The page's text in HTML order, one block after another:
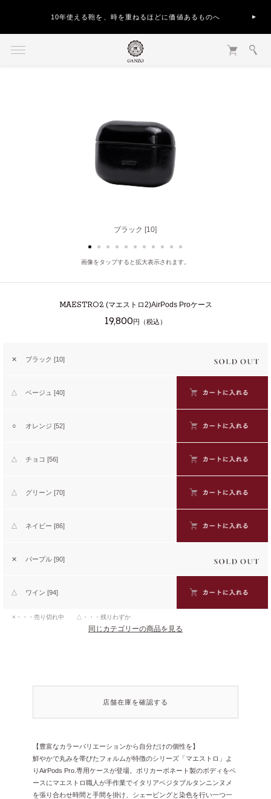
10年使える鞄を、時を重ねるほどに価値あるものへ
ブラック [10]
ベージュ [40]
画像をタップすると拡大表示されます。
MAESTRO2 (マエストロ2)AirPods Proケース
19,800円（税込）
✕ ブラック [10]
△ ベージュ [40]
○ オレンジ [52]
△ チョコ [56]
△ グリーン [70]
△ ネイビー [86]
✕ パープル [90]
△ ワイン [94]
×・・・売り切れ中 △・・・残りわずか
同じカテゴリーの商品を見る
店舗在庫を確認する
【豊富なカラーバリエーションから自分だけの個性を】
鮮やかで丸みを帯びたフォルムが特徴のシリーズ「マエストロ」よ
りAirPods Pro.専用ケースが登場。ポリカーボネート製のボディをベ
ースにマエストロ職人が手作業でイタリアベジタブルタンニンヌメ
を張り合わせ時間と手間を掛け、シェービングと染色を行い一つ一